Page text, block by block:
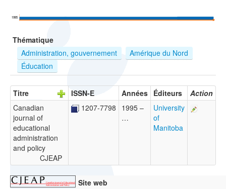
?
1995
Thématique
Administration, gouvernement
Amérique du Nord
Éducation
Titre ISSN-E Années Éditeurs
Action
Canadian
journal of
educational
administration
and policy
CJEAP
1207-7798
1995 –
…
University
of
Manitoba
Site web